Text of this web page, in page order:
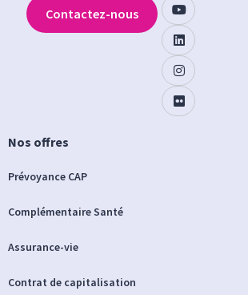
Nos offres
Prévoyance CAP
Complémentaire Santé
Assurance-vie
Contrat de capitalisation
Contactez-nous